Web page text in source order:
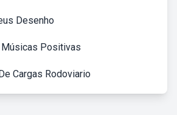
Desenho
Músicas Positivas
Cargas Rodoviario